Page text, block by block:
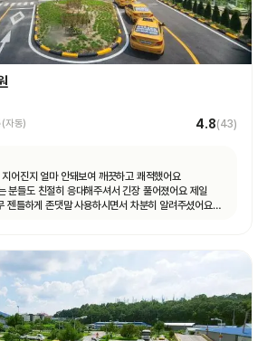
자동) 4.8(43)
어진지 얼마 안돼보여 깨끗하고 쾌적했어요
분들도 친절히 응대해주셔서 긴장 풀어졌어요 제일
젠틀하게 존댓말 사용하시면서 차분히 알려주셨어요